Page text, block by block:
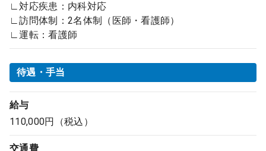
∟対応疾患：内科対応
∟訪問体制：2名体制（医師・看護師）
∟運転：看護師
待遇・手当
給与
110,000円（税込）
交通費